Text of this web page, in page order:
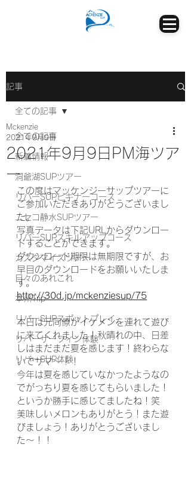
記事
全ての記事
新着情報
洞爺湖SUPツアー
リバーSUPビギナーコース
ニセコ静水SUPツアー
リバーSUPスキルアップコース
カスタマイズツアー
日々のあれこれ
本州Trip
リバーSUPスポットプレイ
リバーサーフィン体験
リバーSUP体験
全ての記事
2021年9月9日PM海ツア
ー
Mckenzie
2021年9月9日
この度はマッケンジーサップツアーに
ご参加いただきありがとうございまし
た。
写真データは下記URLからダウンロー
ドすることができます。
ダウンロード期限は無期限ですが、お
早目のダウンロードをお願いいたしま
す。
http://30d.jp/mckenziesup/75
本日は元同僚がイケメンを連れて遊び
に来てくれました！秋晴れの中、日差
しはまだまだ夏を感じます！終わらな
いでサマ〜！！
今年は夏を感じていなかったようなの
でがっちり夏を感じてもらいました！
というか勝手に感じてましたね！笑
美味しいメロンもありがとう！また遊
びましょう！ありがとうございまし
た〜！！